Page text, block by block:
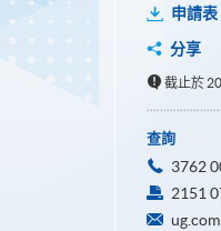
申請表
分享
截止於
查詢
3762
2151